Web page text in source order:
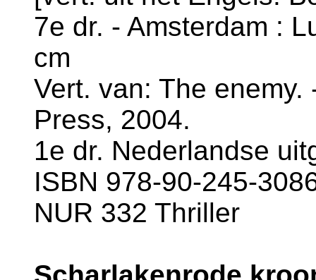
7e dr. - Amsterdam :
cm
Vert. van: The
Press, 2004.
1e dr. Nederlandse
ISBN 978-90-245-
NUR 332 Thriller